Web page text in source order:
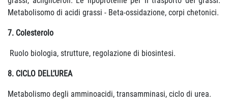
Metabolisomo di acidi grassi - Beta-ossidazione, corpi chetonici.
7. Colesterolo
Ruolo biologia, strutture, regolazione di biosintesi.
8. CICLO DELL’UREA
Metabolismo degli amminoacidi, transamminasi, ciclo di urea.